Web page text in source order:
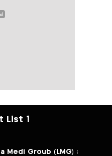
List 1
Medi Groub (LMG) :